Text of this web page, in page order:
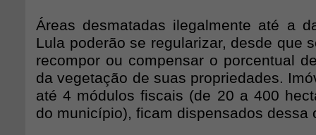
Áreas desmatadas ilegalmente até a
Lula poderão se regularizar, desde que
recompor ou compensar o porcentual
da vegetação de suas propriedades.
até 4 módulos fiscais (de 20 a 400
do município), ficam dispensados dessa